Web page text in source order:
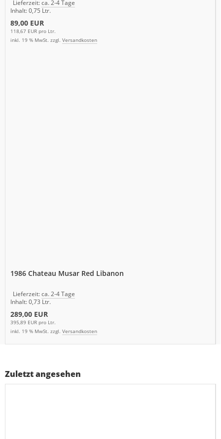
Lieferzeit:ca. 2-4 Tage
Inhalt: 0,75 Ltr.
89,00 EUR
118,67 EUR pro Ltr.
inkl. 19 % MwSt. zzgl. Versandkosten
1986 Chateau Musar Red Libanon
Lieferzeit:ca. 2-4 Tage
Inhalt: 0,73 Ltr.
289,00 EUR
395,89 EUR pro Ltr.
inkl. 19 % MwSt. zzgl. Versandkosten
Zuletzt angesehen